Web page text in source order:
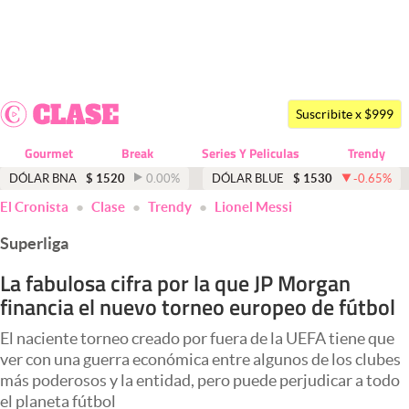
Dólar
Economía y Política
Finanzas y Mercados
Mercados Online
Negocios
Columnistas
Apertura
Suscribite x $999
Gourmet Break Series Y Peliculas Trendy
DÓLAR BNA $ 1520 0.00% DÓLAR BLUE $ 1530 -0.65%
El Cronista Clase Trendy Lionel Messi
Superliga
La fabulosa cifra por la que JP Morgan
financia el nuevo torneo europeo de fútbol
El naciente torneo creado por fuera de la UEFA tiene que
ver con una guerra económica entre algunos de los clubes
más poderosos y la entidad, pero puede perjudicar a todo
el planeta fútbol